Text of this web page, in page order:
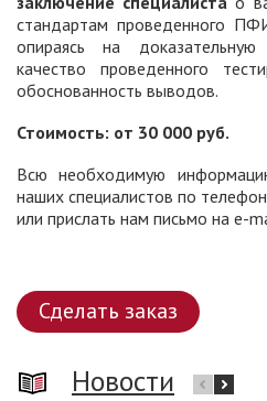
стандартам проведенного
опираясь на
качество проведенного
обоснованность выводов.
Стоимость: от 30 000 руб.
Всю необходимую
наших специалистов по
или прислать нам письмо на e-
Сделать заказ
Новости